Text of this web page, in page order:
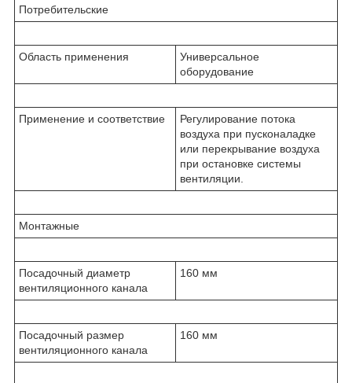
Потребительские
Область применения
Универсальное
оборудование
Применение и соответствие
Регулирование потока
воздуха при пусконаладке
или перекрывание воздуха
при остановке системы
вентиляции.
Монтажные
Посадочный диаметр
вентиляционного канала
160 мм
Посадочный размер
вентиляционного канала
160 мм